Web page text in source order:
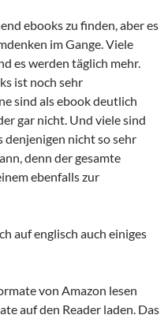
ebooks zu finden, aber es
im Gange. Viele
es werden täglich mehr.
ist noch sehr
sind als ebook deutlich
gar nicht. Und viele sind
denjenigen nicht so sehr
denn der gesamte
ebenfalls zur
auf englisch auch einiges
von Amazon lesen
auf den Reader laden. Das